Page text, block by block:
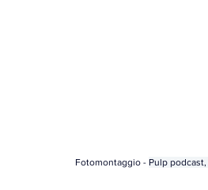
Fotomontaggio - Pulp podcast,